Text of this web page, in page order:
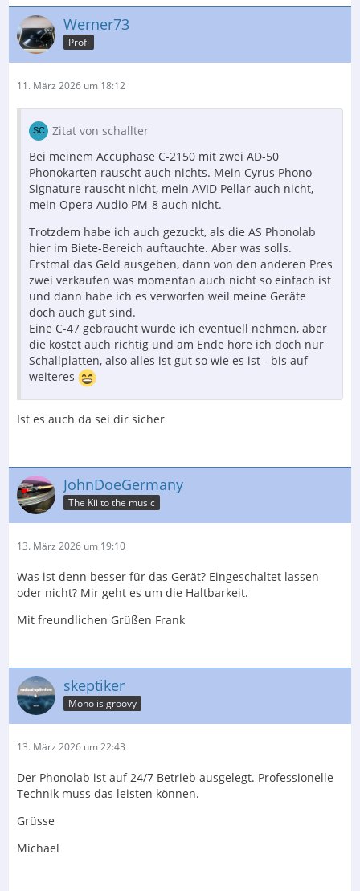
Werner73
Profi
11. März 2026 um 18:12
Zitat von schallter
Bei meinem Accuphase C-2150 mit zwei AD-50
Phonokarten rauscht auch nichts. Mein Cyrus Phono
Signature rauscht nicht, mein AVID Pellar auch nicht,
mein Opera Audio PM-8 auch nicht.
Trotzdem habe ich auch gezuckt, als die AS Phonolab
hier im Biete-Bereich auftauchte. Aber was solls.
Erstmal das Geld ausgeben, dann von den anderen Pres
zwei verkaufen was momentan auch nicht so einfach ist
und dann habe ich es verworfen weil meine Geräte
doch auch gut sind.
Eine C-47 gebraucht würde ich eventuell nehmen, aber
die kostet auch richtig und am Ende höre ich doch nur
Schallplatten, also alles ist gut so wie es ist - bis auf
weiteres
Ist es auch da sei dir sicher
JohnDoeGermany
The Kii to the music
13. März 2026 um 19:10
Was ist denn besser für das Gerät? Eingeschaltet lassen
oder nicht? Mir geht es um die Haltbarkeit.
Mit freundlichen Grüßen Frank
skeptiker
Mono is groovy
13. März 2026 um 22:43
Der Phonolab ist auf 24/7 Betrieb ausgelegt. Professionelle
Technik muss das leisten können.
Grüsse
Michael